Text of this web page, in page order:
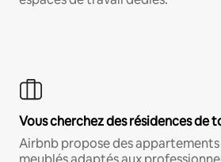
Vous cherchez des résidences de
Airbnb propose des